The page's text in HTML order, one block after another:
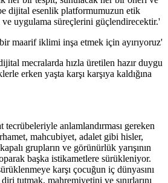
dijital esenlik platformumuzun etik
ve uygulama süreçlerini güçlendirecektir.'
maarif iklimi inşa etmek için ayırıyoruz'
mecralarda hızla üretilen hazır duygu
erken yaşta karşı karşıya kaldığına
tecrübeleriyle anlamlandırması gereken
mahcubiyet, adalet gibi hisler,
grupların ve görünürlük yarışının
başka istikametlere sürükleniyor.
karşı çocuğun iç dünyasını
tutmak, mahremiyetini ve sınırlarını